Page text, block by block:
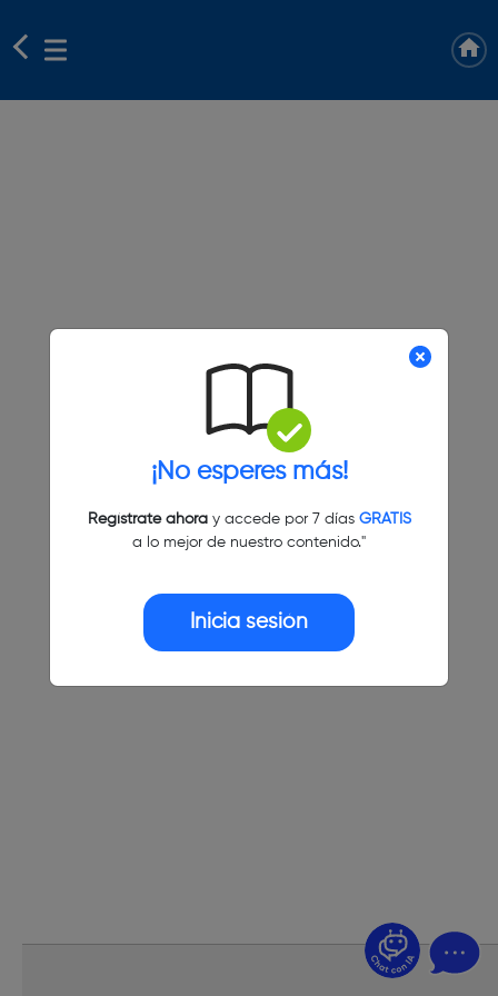
¡No esperes más!
Regístrate ahoray accede por 7 días GRATIS
a lo mejor de nuestro contenido."
Inicia sesión